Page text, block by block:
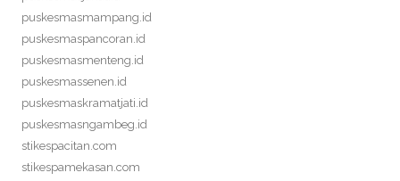
puskesmasmampang.id
puskesmaspancoran.id
puskesmasmenteng.id
puskesmassenen.id
puskesmaskramatjati.id
puskesmasngambeg.id
stikespacitan.com
stikespamekasan.com